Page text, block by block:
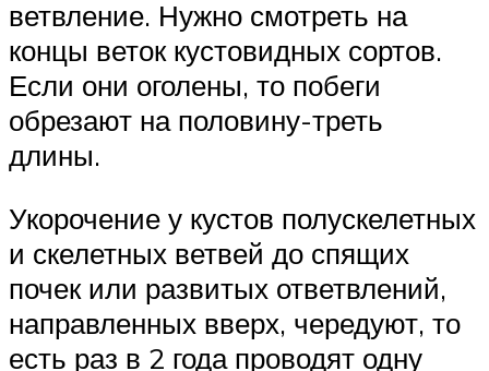
ветвление. Нужно смотреть на
концы веток кустовидных сортов.
Если они оголены, то побеги
обрезают на половину-треть
длины.
Укорочение у кустов полускелетных
и скелетных ветвей до спящих
почек или развитых ответвлений,
направленных вверх, чередуют, то
есть раз в 2 года проводят одну